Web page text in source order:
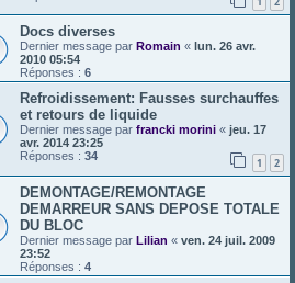
Docs diverses
Dernier message par Romain « lun. 26 avr.
2010 05:54
Réponses : 6
Refroidissement: Fausses surchauffes
et retours de liquide
Dernier message par francki morini « jeu. 17
avr. 2014 23:25
Réponses : 34 1 2
DEMONTAGE/REMONTAGE
DEMARREUR SANS DEPOSE TOTALE
DU BLOC
Dernier message par Lilian « ven. 24 juil. 2009
23:52
Réponses : 4